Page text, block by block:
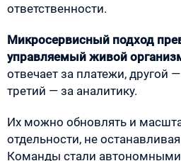
ответственности.
Микросервисный подход
управляемый живой
отвечает за платежи, другой
третий — за аналитику.
Их можно обновлять и
отдельности, не
Команды стали